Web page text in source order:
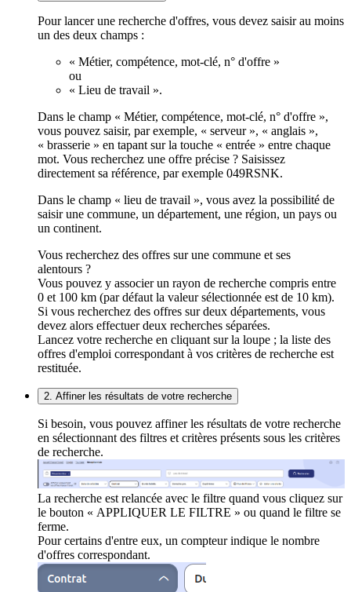
Pour lancer une recherche d'offres, vous devez saisir au moins
un des deux champs :
« Métier, compétence, mot-clé, n° d'offre »
ou
« Lieu de travail ».
Dans le champ « Métier, compétence, mot-clé, n° d'offre »,
vous pouvez saisir, par exemple, « serveur », « anglais »,
« brasserie » en tapant sur la touche « entrée » entre chaque
mot. Vous recherchez une offre précise ? Saisissez
directement sa référence, par exemple 049RSNK.
Dans le champ « lieu de travail », vous avez la possibilité de
saisir une commune, un département, une région, un pays ou
un continent.
Vous recherchez des offres sur une commune et ses
alentours ?
Vous pouvez y associer un rayon de recherche compris entre
0 et 100 km (par défaut la valeur sélectionnée est de 10 km).
Si vous recherchez des offres sur deux départements, vous
devez alors effectuer deux recherches séparées.
Lancez votre recherche en cliquant sur la loupe ; la liste des
offres d'emploi correspondant à vos critères de recherche est
restituée.
2. Affiner les résultats de votre recherche
Si besoin, vous pouvez affiner les résultats de votre recherche
en sélectionnant des filtres et critères présents sous les critères
de recherche.
La recherche est relancée avec le filtre quand vous cliquez sur
le bouton « APPLIQUER LE FILTRE » ou quand le filtre se
ferme.
Pour certains d'entre eux, un compteur indique le nombre
d'offres correspondant.